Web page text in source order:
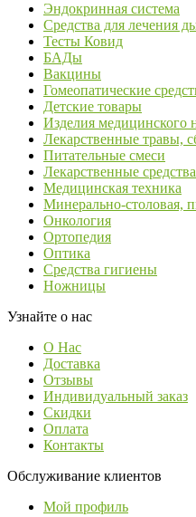
Эндокринная система
Средства для лечения
Тесты Ковид
БАДы
Вакцины
Гомеопатические
Детские товары
Изделия медицинского
Лекарственные травы,
Питательные смеси
Лекарственные средства
Медицинская техника
Минерально-столовая,
Онкология
Ортопедия
Оптика
Средства гигиены
Ножницы
Узнайте о нас
О Нас
Доставка
Отзывы
Индивидуальный заказ
Скидки
Оплата
Контакты
Обслуживание клиентов
Мой профиль